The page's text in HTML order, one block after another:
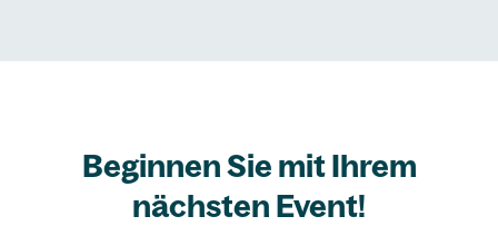
Beginnen Sie mit Ihrem
nächsten Event!